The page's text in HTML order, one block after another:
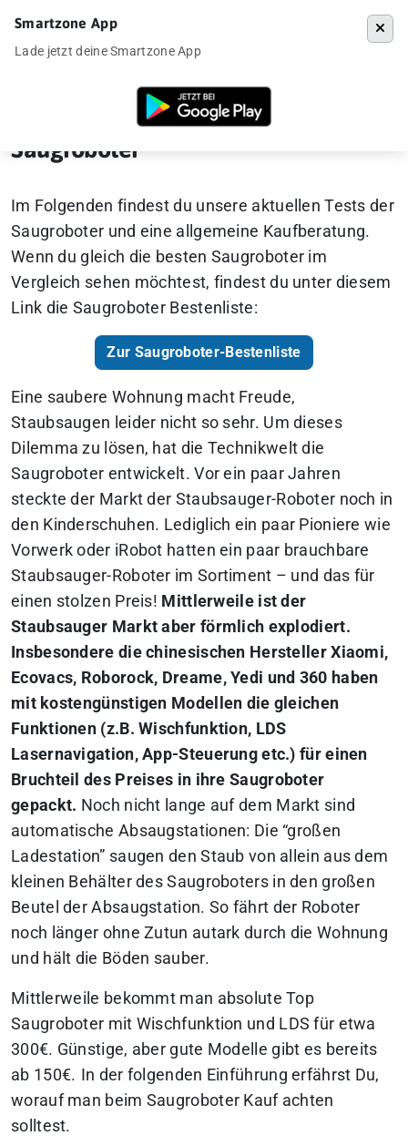
»Saugroboter
Saugroboter
Im Folgenden findest du unsere aktuellen Tests der
Saugroboter und eine allgemeine Kaufberatung.
Wenn du gleich die besten Saugroboter im
Vergleich sehen möchtest, findest du unter diesem
Link die Saugroboter Bestenliste:
Zur Saugroboter-Bestenliste
Eine saubere Wohnung macht Freude,
Staubsaugen leider nicht so sehr. Um dieses
Dilemma zu lösen, hat die Technikwelt die
Saugroboter entwickelt. Vor ein paar Jahren
steckte der Markt der Staubsauger-Roboter noch in
den Kinderschuhen. Lediglich ein paar Pioniere wie
Vorwerk oder iRobot hatten ein paar brauchbare
Staubsauger-Roboter im Sortiment – und das für
einen stolzen Preis! Mittlerweile ist der
Staubsauger Markt aber förmlich explodiert.
Insbesondere die chinesischen Hersteller Xiaomi,
Ecovacs, Roborock, Dreame, Yedi und 360 haben
mit kostengünstigen Modellen die gleichen
Funktionen (z.B. Wischfunktion, LDS
Lasernavigation, App-Steuerung etc.) für einen
Bruchteil des Preises in ihre Saugroboter
gepackt. Noch nicht lange auf dem Markt sind
automatische Absaugstationen: Die “großen
Ladestation” saugen den Staub von allein aus dem
kleinen Behälter des Saugroboters in den großen
Beutel der Absaugstation. So fährt der Roboter
noch länger ohne Zutun autark durch die Wohnung
und hält die Böden sauber.
Mittlerweile bekommt man absolute Top
Saugroboter mit Wischfunktion und LDS für etwa
300€. Günstige, aber gute Modelle gibt es bereits
ab 150€.
In der folgenden Einführung erfährst Du,
worauf man beim Saugroboter Kauf achten
solltest.
Smartzone App
Lade jetzt deine Smartzone App